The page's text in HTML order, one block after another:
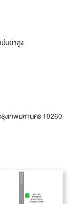
นยำสูง
งเทพมหานคร 10260